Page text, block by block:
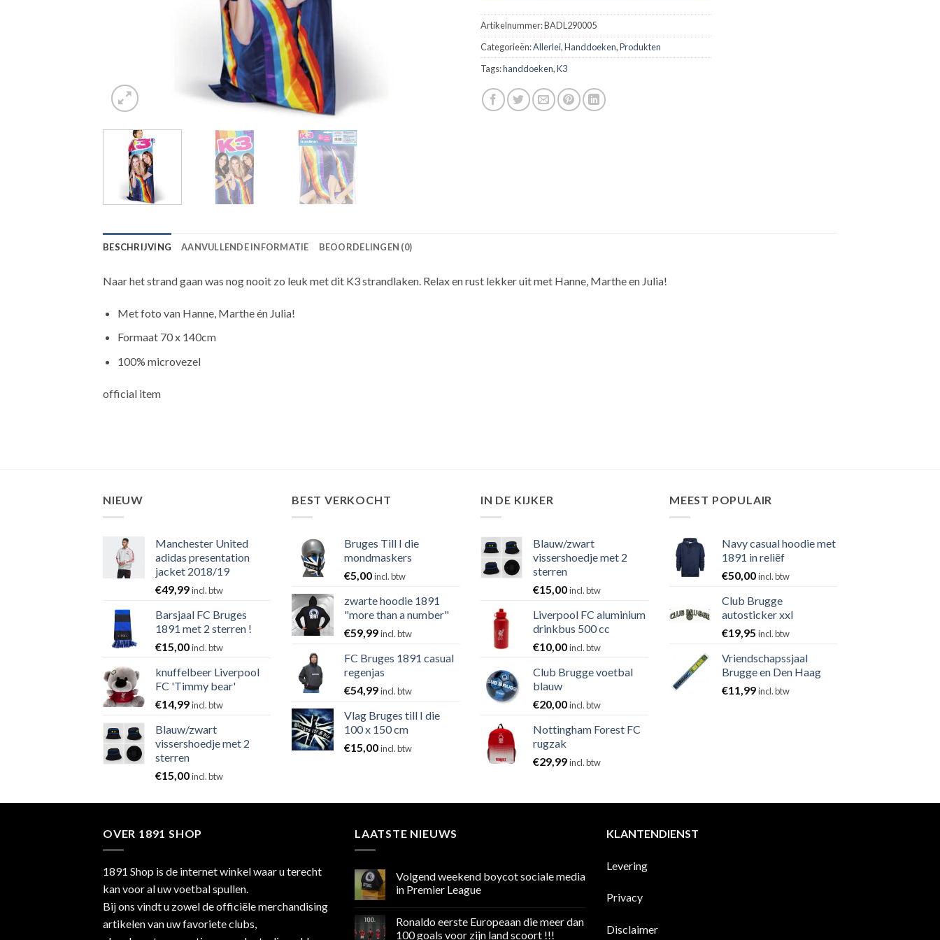
Artikelnummer:BADL290005
Categorieën:Allerlei,Handdoeken,Produkten
Tags:handdoeken,K3
BESCHRIJVING AANVULLENDE INFORMATIE BEOORDELINGEN (0)
Naar het strand gaan was nog nooit zo leuk met dit K3 strandlaken. Relax en rust lekker uit met Hanne, Marthe en Julia!
Met foto van Hanne, Marthe én Julia!
Formaat 70 x 140cm
100% microvezel
official item
NIEUW
Manchester United
adidas presentation
jacket 2018/19
€49,99incl. btw
Barsjaal FC Bruges
1891 met 2 sterren !
€15,00incl. btw
knuffelbeer Liverpool
FC 'Timmy bear'
€14,99incl. btw
Blauw/zwart
vissershoedje met 2
sterren
€15,00incl. btw
BEST VERKOCHT
Bruges Till I die
mondmaskers
€5,00incl. btw
zwarte hoodie 1891
"more than a number"
€59,99incl. btw
FC Bruges 1891 casual
regenjas
€54,99incl. btw
Vlag Bruges till I die
100 x 150 cm
€15,00incl. btw
IN DE KIJKER
Blauw/zwart
vissershoedje met 2
sterren
€15,00incl. btw
Liverpool FC aluminium
drinkbus 500 cc
€10,00incl. btw
Club Brugge voetbal
blauw
€20,00incl. btw
Nottingham Forest FC
rugzak
€29,99incl. btw
MEEST POPULAIR
Navy casual hoodie met
1891 in reliëf
€50,00incl. btw
Club Brugge
autosticker xxl
€19,95 incl. btw
Vriendschapssjaal
Brugge en Den Haag
€11,99incl. btw
OVER 1891 SHOP
1891 Shop is de internet winkel waar u terecht
kan voor al uw voetbal spullen.
Bij ons vindt u zowel de officiële merchandising
artikelen van uw favoriete clubs,
LAATSTE NIEUWS
Volgend weekend boycot sociale media
in Premier League
op
Volgend
Ronaldo eerste Europeaan die meer dan
100 goals voor zijn land scoort !!!
KLANTENDIENST
Levering
Privacy
Disclaimer